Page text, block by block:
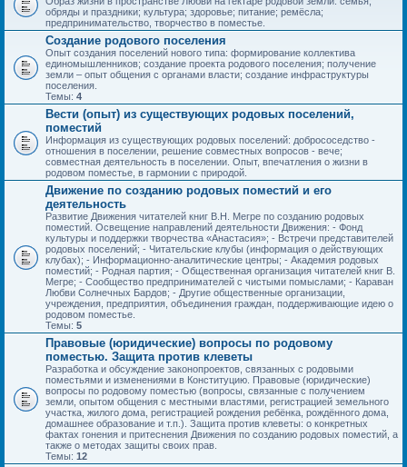
обряды и праздники; культура; здоровье; питание; ремёсла;
предпринимательство, творчество в поместье.
Создание родового поселения
Опыт создания поселений нового типа: формирование коллектива
единомышленников; создание проекта родового поселения; получение
земли – опыт общения с органами власти; создание инфраструктуры
поселения.
Темы: 4
Вести (опыт) из существующих родовых поселений,
поместий
Информация из существующих родовых поселений: добрососедство -
отношения в поселении, решение совместных вопросов - вече;
совместная деятельность в поселении. Опыт, впечатления о жизни в
родовом поместье, в гармонии с природой.
Движение по созданию родовых поместий и его
деятельность
Развитие Движения читателей книг В.Н. Мегре по созданию родовых
поместий. Освещение направлений деятельности Движения: - Фонд
культуры и поддержки творчества «Анастасия»; - Встречи представителей
родовых поселений; - Читательские клубы (информация о действующих
клубах); - Информационно-аналитические центры; - Академия родовых
поместий; - Родная партия; - Общественная организация читателей книг В.
Мегре; - Сообщество предпринимателей с чистыми помыслами; - Караван
Любви Солнечных Бардов; - Другие общественные организации,
учреждения, предприятия, объединения граждан, поддерживающие идею о
родовом поместье.
Темы: 5
Правовые (юридические) вопросы по родовому
поместью. Защита против клеветы
Разработка и обсуждение законопроектов, связанных с родовыми
поместьями и изменениями в Конституцию. Правовые (юридические)
вопросы по родовому поместью (вопросы, связанные с получением
земли, опытом общения с местными властями, регистрацией земельного
участка, жилого дома, регистрацией рождения ребёнка, рождённого дома,
домашнее образование и т.п.). Защита против клеветы: о конкретных
фактах гонения и притеснения Движения по созданию родовых поместий, а
также о методах защиты своих прав.
Темы: 12